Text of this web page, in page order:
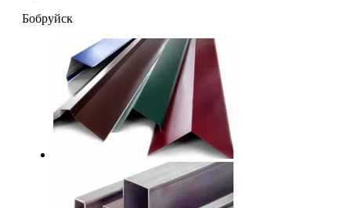
Бобруйск